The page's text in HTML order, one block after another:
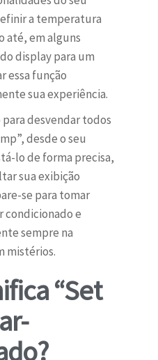
a temperatura
até, em alguns
display para um
essa função
sua experiência.
desvendar todos
desde o seu
lo de forma precisa,
sua exibição
se para tomar
condicionado e
sempre na
mistérios.
“Set